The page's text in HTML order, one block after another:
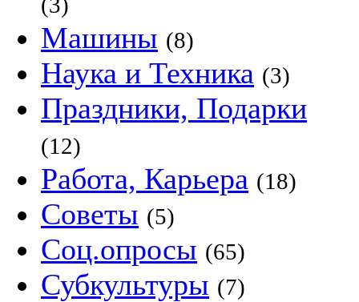
Машины (8)
Наука и Техника (3)
Праздники, Подарки
(12)
Работа, Карьера (18)
Советы (5)
Соц.опросы (65)
Субкультуры (7)